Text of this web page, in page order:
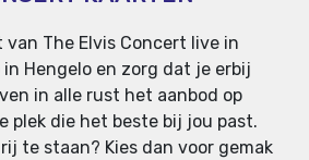
The Elvis Concert live in
in Hengelo en zorg dat je erbij
in alle rust het aanbod op
plek die het beste bij jou past.
te staan? Kies dan voor gemak